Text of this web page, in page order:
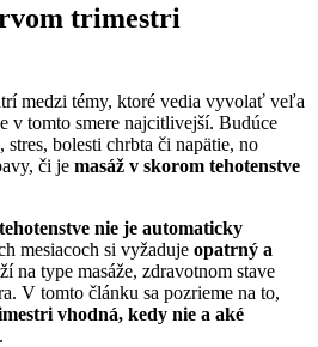
trimestri
medzi témy, ktoré vedia vyvolať veľa
v tomto smere najcitlivejší. Budúce
bolesti chrbta či napätie, no
či je masáž v skorom tehotenstve
nie je automaticky
mesiacoch si vyžaduje opatrný a
na type masáže, zdravotnom stave
V tomto článku sa pozrieme na to,
vhodná, kedy nie a aké
.